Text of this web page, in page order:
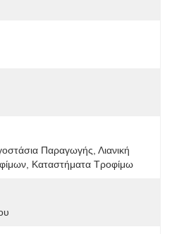
Παραγωγής, Λιανική
Καταστήματα Τροφίμω